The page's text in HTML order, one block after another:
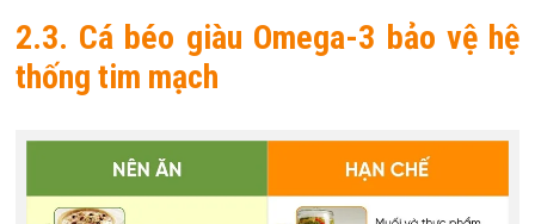
2.3. Cá béo giàu Omega-3 bảo vệ hệ
thống tim mạch